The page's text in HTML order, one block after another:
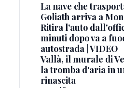
La nave che
Goliath arriva a
Ritira l'auto
minuti dopo va a
autostrada | VIDEO
Vallà, il murale di
la tromba d'aria in
rinascita